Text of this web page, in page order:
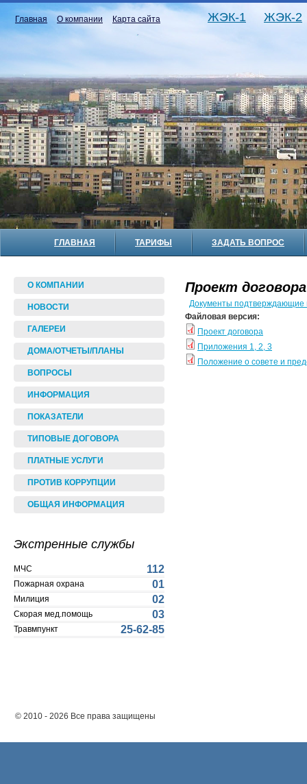
Главная О компании Карта сайта ЖЭК-1 ЖЭК-2
ГЛАВНАЯ ТАРИФЫ ЗАДАТЬ ВОПРОС
О КОМПАНИИ
НОВОСТИ
ГАЛЕРЕИ
ДОМА/ОТЧЕТЫ/ПЛАНЫ
ВОПРОСЫ
ИНФОРМАЦИЯ
ПОКАЗАТЕЛИ
ТИПОВЫЕ ДОГОВОРА
ПЛАТНЫЕ УСЛУГИ
ПРОТИВ КОРРУПЦИИ
ОБЩАЯ ИНФОРМАЦИЯ
Экстренные службы
МЧС 112
Пожарная охрана 01
Милиция 02
Скорая мед.помощь 03
Травмпункт 25-62-85
Проект
Документы подтверждающие
Файловая версия:
Проект договора
Приложения 1, 2, 3
Положение о совете и
© 2010 - 2026 Все права защищены